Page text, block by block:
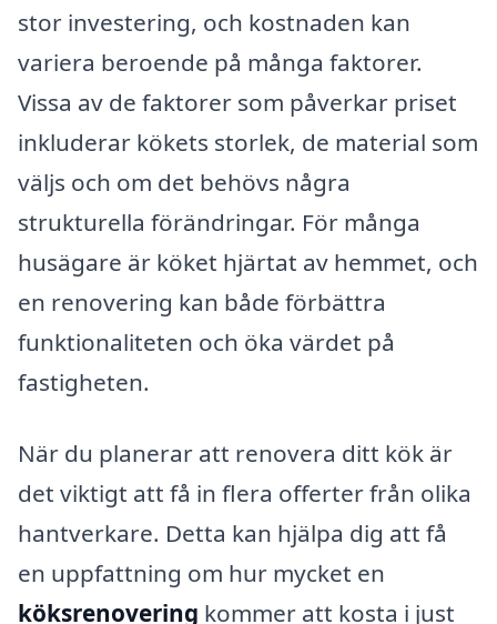
stor investering, och kostnaden kan
variera beroende på många faktorer.
Vissa av de faktorer som påverkar priset
inkluderar kökets storlek, de material som
väljs och om det behövs några
strukturella förändringar. För många
husägare är köket hjärtat av hemmet, och
en renovering kan både förbättra
funktionaliteten och öka värdet på
fastigheten.
När du planerar att renovera ditt kök är
det viktigt att få in flera offerter från olika
hantverkare. Detta kan hjälpa dig att få
en uppfattning om hur mycket en
köksrenovering kommer att kosta i just